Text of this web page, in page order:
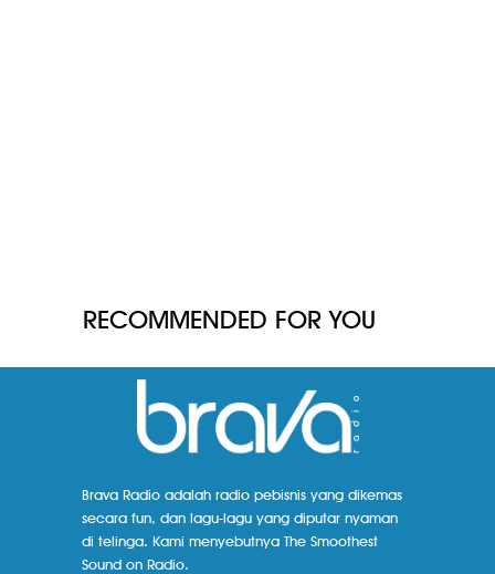
RECOMMENDED FOR YOU
Brava Radio adalah radio pebisnis yang dikemas
secara fun, dan lagu-lagu yang diputar nyaman
di telinga. Kami menyebutnya The Smoothest
Sound on Radio.